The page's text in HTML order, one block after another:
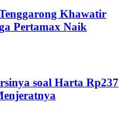
Khawatir
Pertamax Naik
soal Harta Rp237